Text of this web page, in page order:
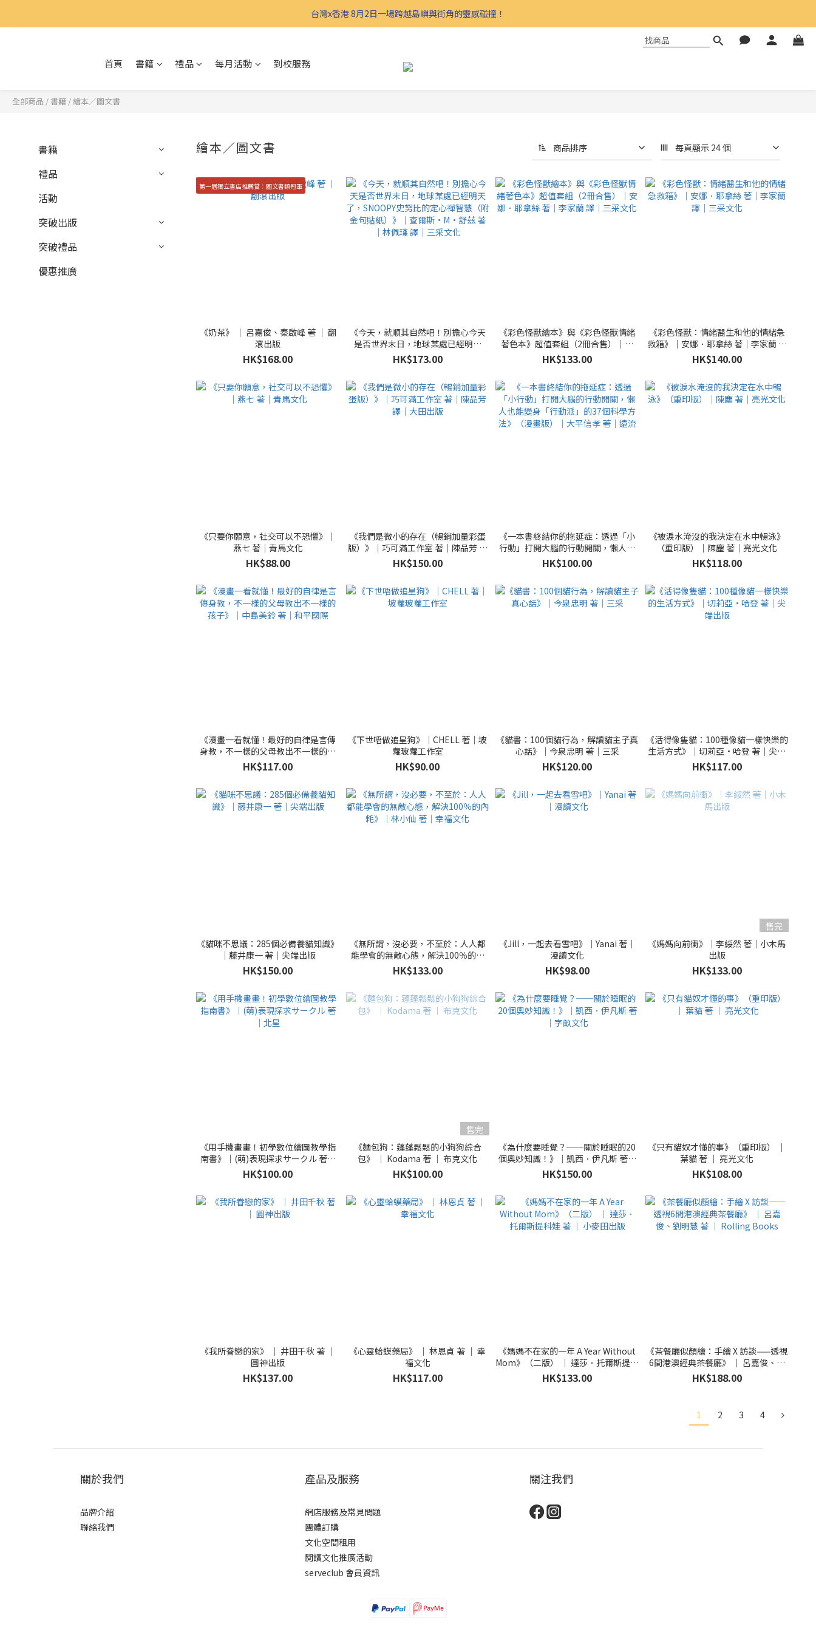
台灣x香港 8月2日一場跨越島嶼與街角的靈感碰撞！
首頁 書籍 禮品 每月活動 到校服務
全部商品 / 書籍 / 繪本／圖文書
書籍
禮品
活動
突破出版
突破禮品
優惠推廣
繪本／圖文書 商品排序 每頁顯示 24 個
第一屆獨立書店推薦賞：圖文書類冠軍
《奶茶》 ｜ 呂嘉俊、秦啟峰 著 ｜ 翻
滾出版
HK$168.00
《今天，就順其自然吧！別擔心今天
是否世界末日，地球某處已經明天
了，SNOOPY史努比的定心禪智慧（附
金句貼紙）》｜查爾斯·M·舒茲 著
HK$173.00
《彩色怪獸繪本》與《彩色怪獸情緒
著色本》超值套組（2冊合售）｜安
娜．耶拿絲 著｜李家蘭 譯｜三采文化
HK$133.00
《彩色怪獸：情緒醫生和他的情緒急
救箱》｜安娜．耶拿絲 著｜李家蘭 譯
｜三采文化
HK$140.00
《只要你願意，社交可以不恐懼》｜
燕七 著｜青馬文化
HK$88.00
《我們是微小的存在（暢銷加量彩蛋
版）》｜巧可滿工作室 著｜陳品芳 譯
｜大田出版
HK$150.00
《一本書終結你的拖延症：透過「小
行動」打開大腦的行動開關，懶人也
能變身「行動派」的37個科學方法》
（漫畫版）｜大平信孝 著｜遠流
HK$100.00
《被淚水淹沒的我決定在水中暢泳》
（重印版）｜陳塵 著｜亮光文化
HK$118.00
《漫畫一看就懂！最好的自律是言傳
身教，不一樣的父母教出不一樣的孩
子》｜中島美鈴 著｜和平國際
HK$117.00
《下世唔做追星狗》｜CHELL 著｜坡
蘿玻蘿工作室
HK$90.00
《貓書：100個貓行為，解讀貓主子真
心話》｜今泉忠明 著｜三采
HK$120.00
《活得像隻貓：100種像貓一樣快樂的
生活方式》｜切莉亞•哈登 著｜尖端
出版
HK$117.00
《貓咪不思議：285個必備養貓知識》
｜藤井康一 著｜尖端出版
HK$150.00
《無所謂，沒必要，不至於：人人都
能學會的無敵心態，解決100％的內
耗》｜林小仙 著｜幸福文化
HK$133.00
《Jill，一起去看雪吧》｜Yanai 著｜
漫讀文化
HK$98.00
售完
《媽媽向前衝》｜李綏然 著｜小木馬
出版
HK$133.00
《用手機畫畫！初學數位繪圖教學指
南書》｜(萌)表現探求サークル 著｜
北星
HK$100.00
售完
《麵包狗：蓬蓬鬆鬆的小狗狗綜合
包》 ｜ Kodama 著 ｜ 布克文化
HK$100.00
《為什麼要睡覺？──關於睡眠的20
個奧妙知識！》｜凱西．伊凡斯 著｜
字畝文化
HK$150.00
《只有貓奴才懂的事》（重印版） ｜
葉貓 著 ｜ 亮光文化
HK$108.00
《我所眷戀的家》 ｜ 井田千秋 著 ｜
圓神出版
HK$137.00
《心靈蛤蟆藥局》 ｜ 林恩貞 著 ｜ 幸
福文化
HK$117.00
《媽媽不在家的一年 A Year Without
Mom》（二版） ｜ 達莎．托爾斯提科
娃 著 ｜ 小麥田出版
HK$133.00
《茶餐廳似顏繪：手繪 X 訪談——透視
6間港澳經典茶餐廳》 ｜ 呂嘉俊、劉
明慧 著 ｜ Rolling Books
HK$188.00
1 2 3 4
關於我們
品牌介紹
聯絡我們
產品及服務
網店服務及常見問題
團體訂購
文化空間租用
閱讀文化推廣活動
serveclub 會員資訊
關注我們